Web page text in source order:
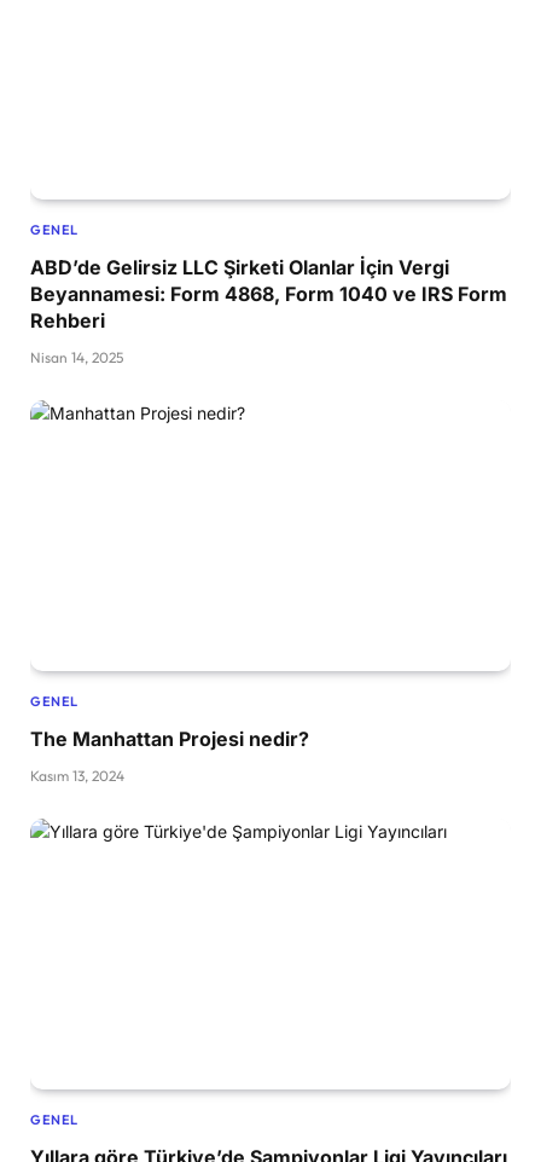
GENEL
ABD’de Gelirsiz LLC Şirketi Olanlar İçin Vergi
Beyannamesi: Form 4868, Form 1040 ve IRS Form
Rehberi
Nisan 14, 2025
GENEL
The Manhattan Projesi nedir?
Kasım 13, 2024
GENEL
Yıllara göre Türkiye’de Şampiyonlar Ligi Yayıncıları